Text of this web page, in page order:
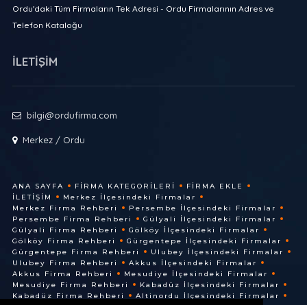
Ordu'daki Tüm Firmaların Tek Adresi - Ordu Firmalarının Adres ve
Telefon Kataloğu
İLETİŞİM
bilgi@ordufirma.com
Merkez / Ordu
ANA SAYFA FIRMA KATEGORILERI
FIRMA EKLE
İLETIŞIM
Merkez İlçesindeki Firmalar
Merkez Firma Rehberi
Persembe İlçesindeki Firmalar
Persembe Firma Rehberi
Gülyali İlçesindeki Firmalar
Gülyali Firma Rehberi
Gölköy İlçesindeki Firmalar
Gölköy Firma Rehberi
Gürgentepe İlçesindeki Firmalar
Gürgentepe Firma Rehberi
Ulubey İlçesindeki Firmalar
Ulubey Firma Rehberi
Akkus İlçesindeki Firmalar
Akkus Firma Rehberi
Mesudiye İlçesindeki Firmalar
Mesudiye Firma Rehberi
Kabadüz İlçesindeki Firmalar
Kabadüz Firma Rehberi
Altinordu İlçesindeki Firmalar